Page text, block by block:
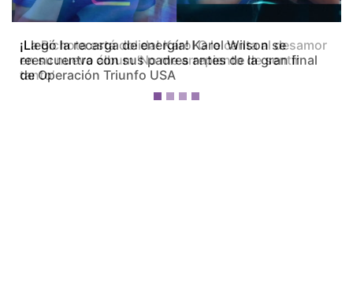
¡La Bichota está dolida! Karol G le canta al desamor
en su nuevo álbum ‘No me arrepiento de sentir
tanto’